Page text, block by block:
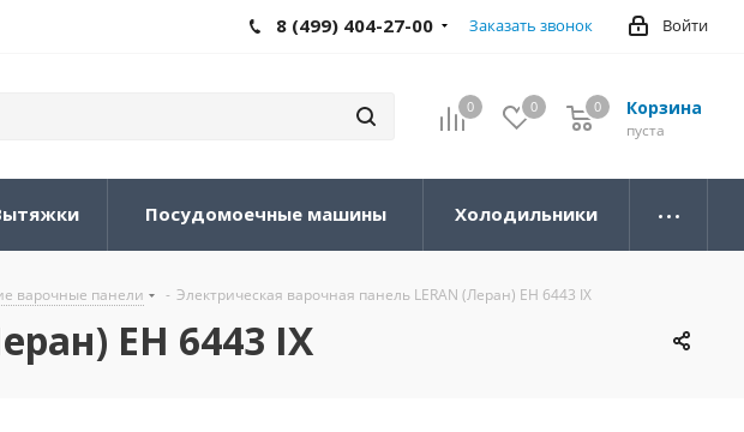
Войти
8 (499) 404-27-00 Заказать звонок
0 0 Корзина
0
пуста
0
Посудомоечные машины Холодильники
варочные панели - Электрическая варочная панель LERAN (Леран) EH 6443 IX
EH 6443 IX